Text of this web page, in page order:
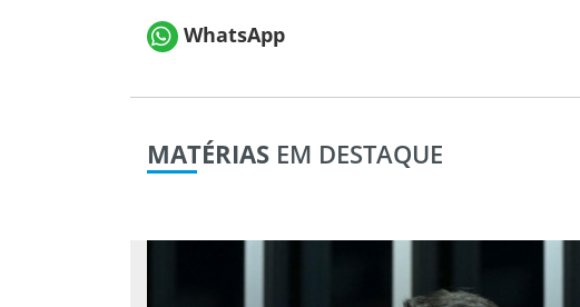
WhatsApp
MATÉRIAS EM DESTAQUE